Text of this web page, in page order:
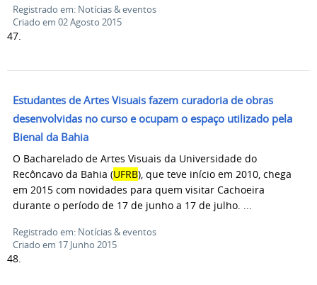
Registrado em: Notícias & eventos
Criado em 02 Agosto 2015
47.
Estudantes de Artes Visuais fazem curadoria de obras
desenvolvidas no curso e ocupam o espaço utilizado pela
Bienal da Bahia
O Bacharelado de Artes Visuais da Universidade do
Recôncavo da Bahia (UFRB), que teve início em 2010, chega
em 2015 com novidades para quem visitar Cachoeira
durante o período de 17 de junho a 17 de julho. ...
Registrado em: Notícias & eventos
Criado em 17 Junho 2015
48.